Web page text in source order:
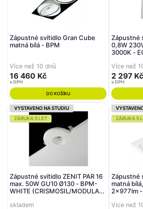
Zápustné svítidlo Gran Cube
matná bílá - BPM
Více než 10 dnů
16 460 Kč
s DPH
DO KOŠÍKU
Zápustné
0,8W
3000K -
Více než
2 297 Kč
s DPH
VYSTAVENO NA STUDIU
ZÁRUKA 5 LET
Zápustné svítidlo ZENIT PAR 16
max. 50W GU10 Ø130 - BPM-
WHITE (CRISMOSIL/MODULAR)
skladem
ZÁRUKA 5
Zápustné
matná
2x977lm
Více než